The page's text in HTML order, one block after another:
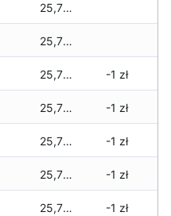
25,775 zł
25,775 zł
25,750 zł -1 zł
25,750 zł -1 zł
25,750 zł -1 zł
25,750 zł -1 zł
25,715 zł -1 zł